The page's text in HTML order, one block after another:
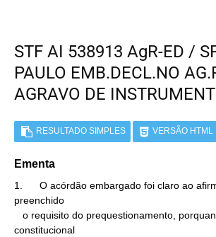
STF AI 538913 AgR-ED /
PAULO EMB.DECL.NO
AGRAVO DE
RESULTADO SIMPLES VERSÃO HTML
Ementa
1.      O acórdão embargado foi claro ao
preenchido
constitucional